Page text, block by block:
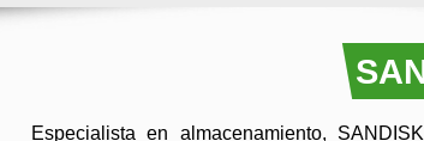
Especialista en almacenamiento,